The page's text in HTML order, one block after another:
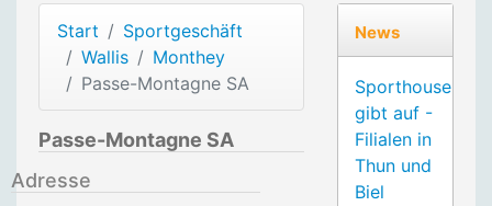
Start
Sportgeschäft
Wallis
Monthey
Passe-Montagne SA
Passe-Montagne SA
Adresse
News
Sporthouse
gibt auf -
Filialen in
Thun und
Biel